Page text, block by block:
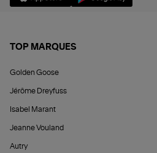
TOP MARQUES
Golden Goose
Jérôme Dreyfuss
Isabel Marant
Jeanne Vouland
Autry